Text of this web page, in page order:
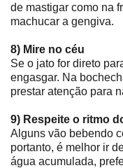
de mastigar como na
machucar a gengiva.
8) Mire no céu
Se o jato for direto
engasgar. Na
prestar atenção para
9) Respeite o ritmo
Alguns vão bebendo
portanto, é melhor ir
água acumulada,